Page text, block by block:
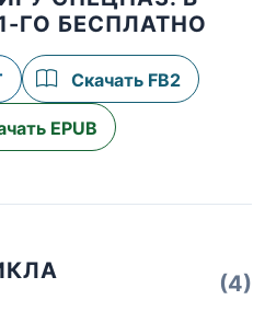
ГО БЕСПЛАТНО
Скачать FB2
EPUB
(4)